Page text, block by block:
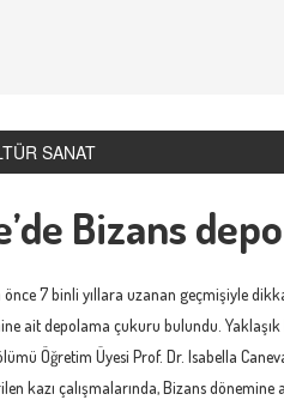
SANAT
Bizans
7 binli yıllara uzanan geçmişiyle
ait depolama çukuru bulundu.
Öğretim Üyesi Prof. Dr. Isabella
kazı çalışmalarında, Bizans